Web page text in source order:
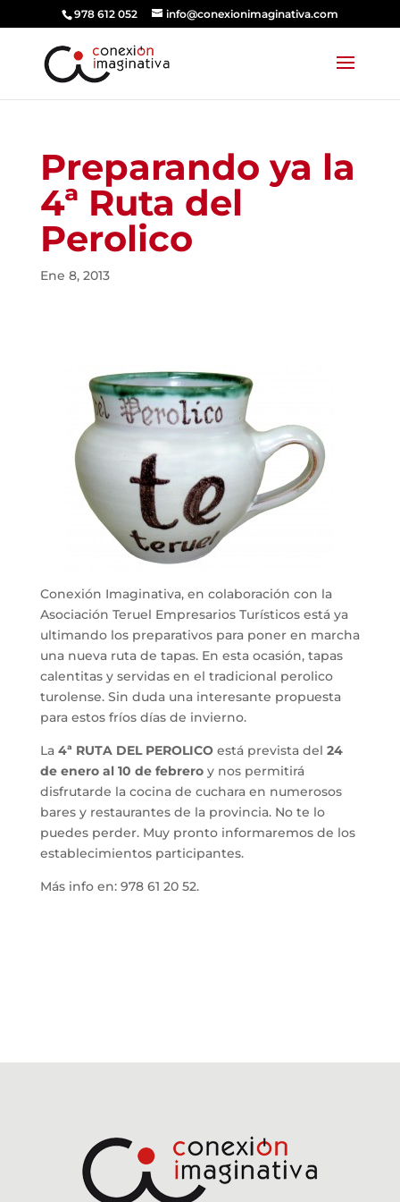
978 612 052 info@conexionimaginativa.com
Preparando ya la
4ª Ruta del
Perolico
Ene 8, 2013
Conexión Imaginativa, en colaboración con la
Asociación Teruel Empresarios Turísticos está ya
ultimando los preparativos para poner en marcha
una nueva ruta de tapas. En esta ocasión, tapas
calentitas y servidas en el tradicional perolico
turolense. Sin duda una interesante propuesta
para estos fríos días de invierno.
La 4ª RUTA DEL PEROLICOestá prevista del 24
de enero al 10 de febrero y nos permitirá
disfrutarde la cocina de cuchara en numerosos
bares y restaurantes de la provincia. No te lo
puedes perder. Muy pronto informaremos de los
establecimientos participantes.
Más info en: 978 61 20 52.